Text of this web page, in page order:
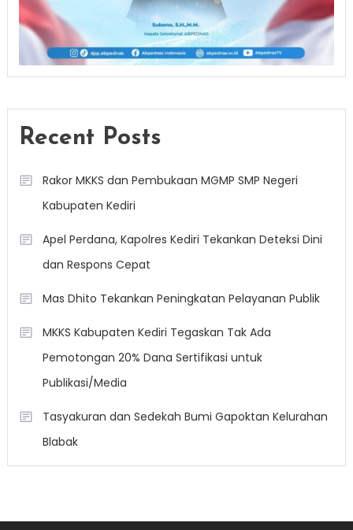
Recent Posts
Rakor MKKS dan Pembukaan MGMP SMP Negeri
Kabupaten Kediri
Apel Perdana, Kapolres Kediri Tekankan Deteksi Dini
dan Respons Cepat
Mas Dhito Tekankan Peningkatan Pelayanan Publik
MKKS Kabupaten Kediri Tegaskan Tak Ada
Pemotongan 20% Dana Sertifikasi untuk
Publikasi/Media
Tasyakuran dan Sedekah Bumi Gapoktan Kelurahan
Blabak